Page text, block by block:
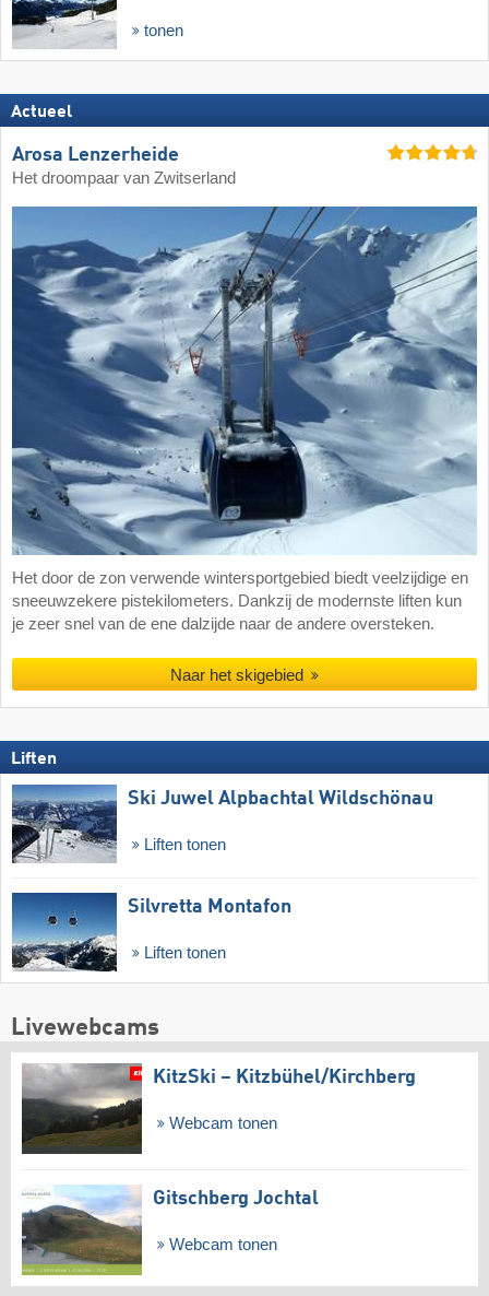
tonen
Actueel
Arosa Lenzerheide
Het droompaar van Zwitserland
Het door de zon verwende wintersportgebied biedt veelzijdige en
sneeuwzekere pistekilometers. Dankzij de modernste liften kun
je zeer snel van de ene dalzijde naar de andere oversteken.
Naar het skigebied
Liften
Ski Juwel Alpbachtal Wildschönau
Liften tonen
Silvretta Montafon
Liften tonen
Livewebcams
KitzSki – Kitzbühel/​Kirchberg
Webcam tonen
Gitschberg Jochtal
Webcam tonen